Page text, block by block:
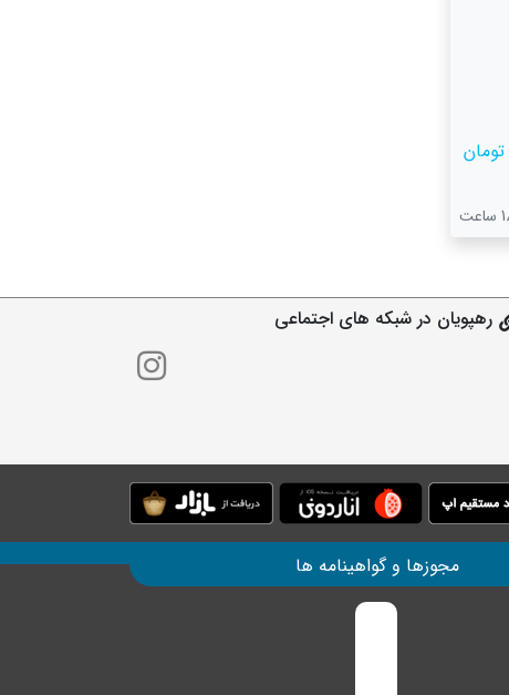
رهپویان در شبکه های اجتماعی
مجوزها و گواهینامه ها